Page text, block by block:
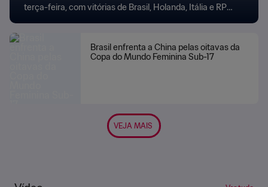
terça-feira, com vitórias de Brasil, Holanda, Itália e RPD
Brasil enfrenta a China pelas oitavas da
Copa do Mundo Feminina Sub-17
VEJA MAIS